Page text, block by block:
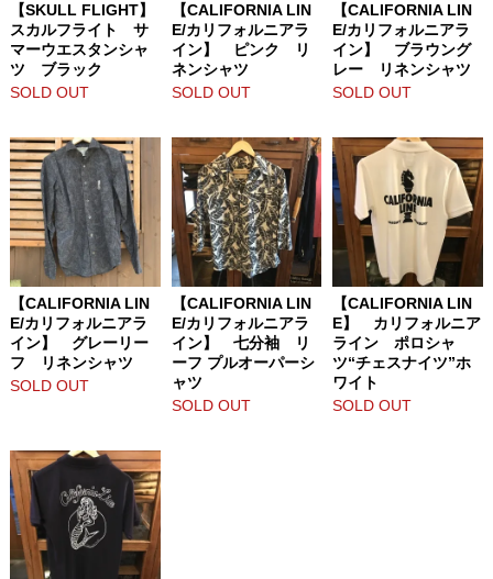
【SKULL FLIGHT】
スカルフライト サ
マーウエスタンシャ
ツ ブラック
SOLD OUT
【CALIFORNIA LIN
E/カリフォルニアラ
イン】 ピンク リ
ネンシャツ
SOLD OUT
【CALIFORNIA LIN
E/カリフォルニアラ
イン】 ブラウング
レー リネンシャツ
SOLD OUT
【CALIFORNIA LIN
E/カリフォルニアラ
イン】 グレーリー
フ リネンシャツ
SOLD OUT
【CALIFORNIA LIN
E/カリフォルニアラ
イン】 七分袖 リ
ーフ プルオーパーシ
ャツ
SOLD OUT
【CALIFORNIA LIN
E】 カリフォルニア
ライン ポロシャ
ツ“チェスナイツ”ホ
ワイト
SOLD OUT